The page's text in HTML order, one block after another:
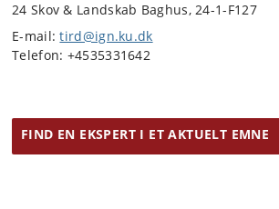
24 Skov & Landskab Baghus, 24-1-F127
E-mail:tird@ign.ku.dk
Telefon: +4535331642
FIND EN EKSPERT I ET AKTUELT EMNE